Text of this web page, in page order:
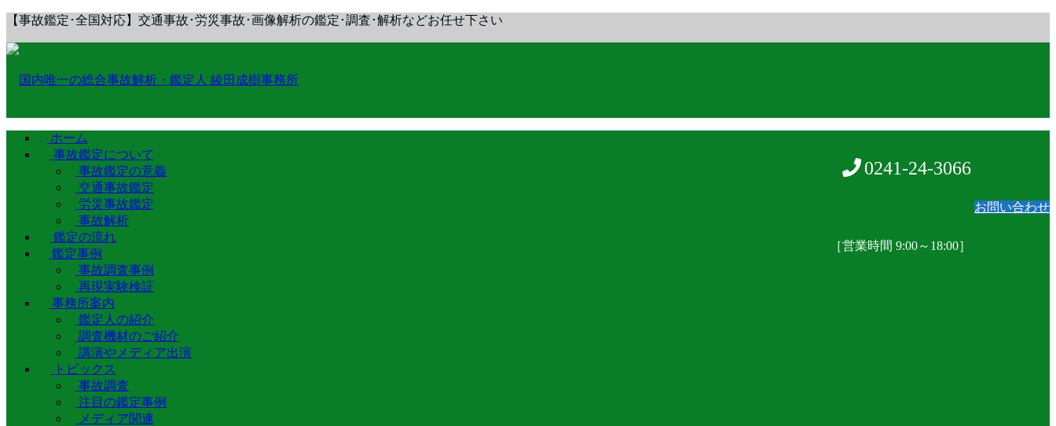
【事故鑑定･全国対応】交通事故･労災事故･画像解析の鑑定･調査･解析などお任せ下さい
0241-24-3066
［営業時間 9:00～18:00］
お問い合わせ
ホーム
事故鑑定について
事故鑑定の意義
交通事故鑑定
労災事故鑑定
事故解析
鑑定の流れ
鑑定事例
事故調査事例
再現実験検証
事務所案内
鑑定人の紹介
調査機材のご紹介
講演やメディア出演
トピックス
事故調査
注目の鑑定事例
メディア関連